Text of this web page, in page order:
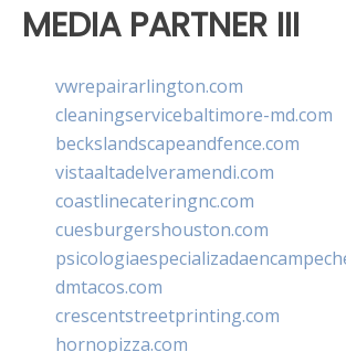
MEDIA PARTNER III
vwrepairarlington.com
cleaningservicebaltimore-md.com
beckslandscapeandfence.com
vistaaltadelveramendi.com
coastlinecateringnc.com
cuesburgershouston.com
dmtacos.com
crescentstreetprinting.com
hornopizza.com